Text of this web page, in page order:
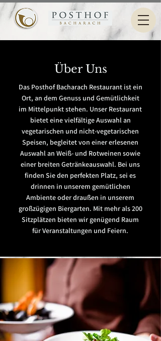
Über Uns
Das Posthof Bacharach Restaurant ist ein
Ort, an dem Genuss und Gemütlichkeit
im Mittelpunkt stehen. Unser Restaurant
bietet eine vielfältige Auswahl an
vegetarischen und nicht-vegetarischen
Speisen, begleitet von einer erlesenen
Auswahl an Weiß- und Rotweinen sowie
einer breiten Getränkeauswahl. Bei uns
finden Sie den perfekten Platz, sei es
drinnen in unserem gemütlichen
Ambiente oder draußen in unserem
großzügigen Biergarten. Mit mehr als 200
Sitzplätzen bieten wir genügend Raum
für Veranstaltungen und Feiern.